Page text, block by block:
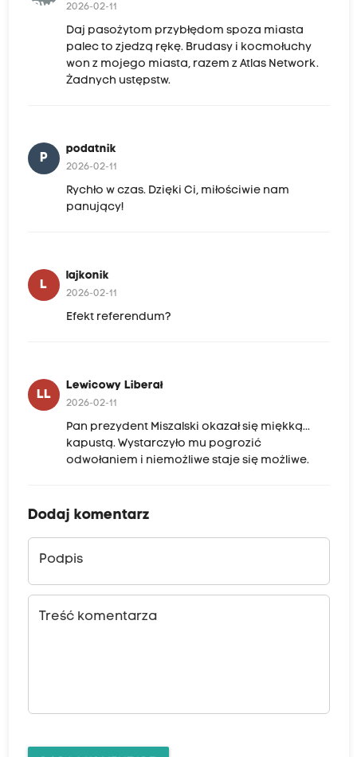
PPW
2026-02-11
Daj pasożytom przybłędom spoza miasta
palec to zjedzą rękę. Brudasy i kocmołuchy
won z mojego miasta, razem z Atlas Network.
Żadnych ustępstw.
P
podatnik
2026-02-11
Rychło w czas. Dzięki Ci, miłościwie nam
panujący!
L
lajkonik
2026-02-11
Efekt referendum?
LL
Lewicowy Liberał
2026-02-11
Pan prezydent Miszalski okazał się miękką...
kapustą. Wystarczyło mu pogrozić
odwołaniem i niemożliwe staje się możliwe.
Dodaj komentarz
Podpis
Treść komentarza